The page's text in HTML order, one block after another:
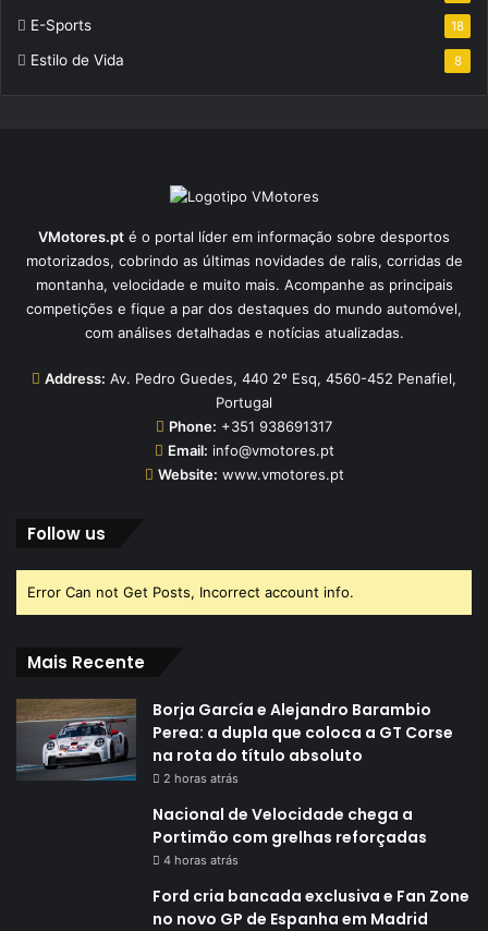
E-Sports 18
Estilo de Vida 8
VMotores.pt é o portal líder em informação sobre desportos
motorizados, cobrindo as últimas novidades de ralis, corridas de
montanha, velocidade e muito mais. Acompanhe as principais
competições e fique a par dos destaques do mundo automóvel,
com análises detalhadas e notícias atualizadas.
Address: Av. Pedro Guedes, 440 2º Esq, 4560-452 Penafiel,
Portugal
Phone: +351 938691317
Email: info@vmotores.pt
Website: www.vmotores.pt
Follow us
Error Can not Get Posts, Incorrect account info.
Mais Recente
Borja García e Alejandro Barambio
Perea: a dupla que coloca a GT Corse
na rota do título absoluto
2 horas atrás
Nacional de Velocidade chega a
Portimão com grelhas reforçadas
4 horas atrás
Ford cria bancada exclusiva e Fan Zone
no novo GP de Espanha em Madrid